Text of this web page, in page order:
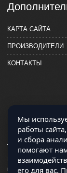
КАРТА САЙТА
ПРОИЗВОДИТЕЛИ
КОНТАКТЫ
Магазин работает
компоненты © 2026
Мы
работы
и сбора
помогают
его для вас.